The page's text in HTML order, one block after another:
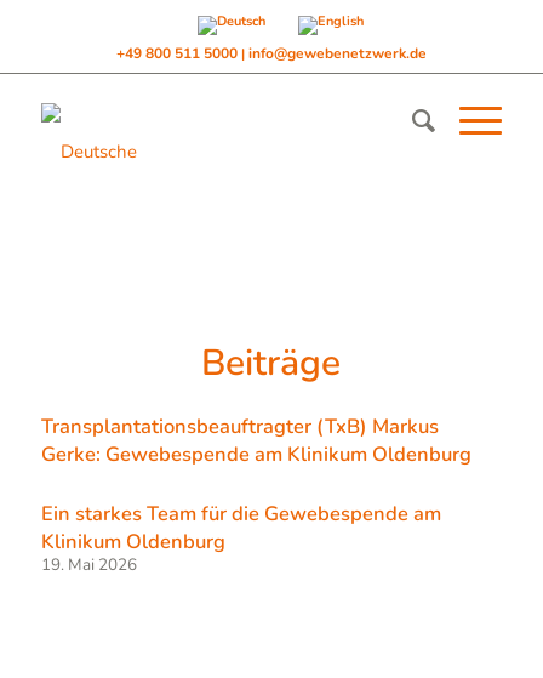
+49 800 511 5000 | info@gewebenetzwerk.de
Beiträge
Transplantationsbeauftragter (TxB) Markus
Gerke: Gewebespende am Klinikum Oldenburg
Ein starkes Team für die Gewebespende am
Klinikum Oldenburg
19. Mai 2026